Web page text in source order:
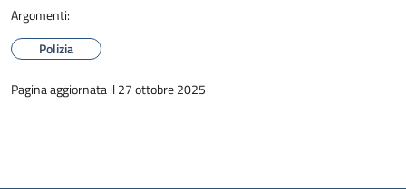
Argomenti:
Polizia
Pagina aggiornata il 27 ottobre 2025